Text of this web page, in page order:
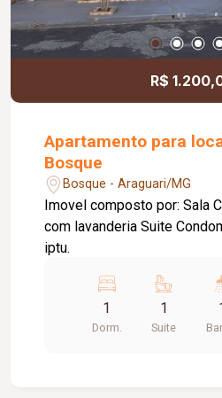
R$
Apartamento para
Bosque
Bosque - Araguari/MG
Imovel composto por: Sala
com lavanderia Suite Condominio incluso agua e
iptu.
1
Dorm.
1
Suite